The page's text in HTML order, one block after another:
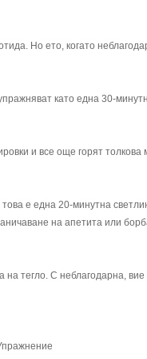
Но ето, когато
като една 30-
и все още горят толкова
е една 20-минутна
на апетита или
тегло. С неблагодарна, вие